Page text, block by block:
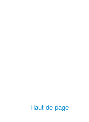
Haut de page